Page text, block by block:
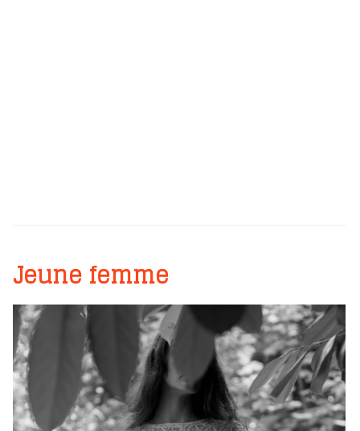
Jeune femme